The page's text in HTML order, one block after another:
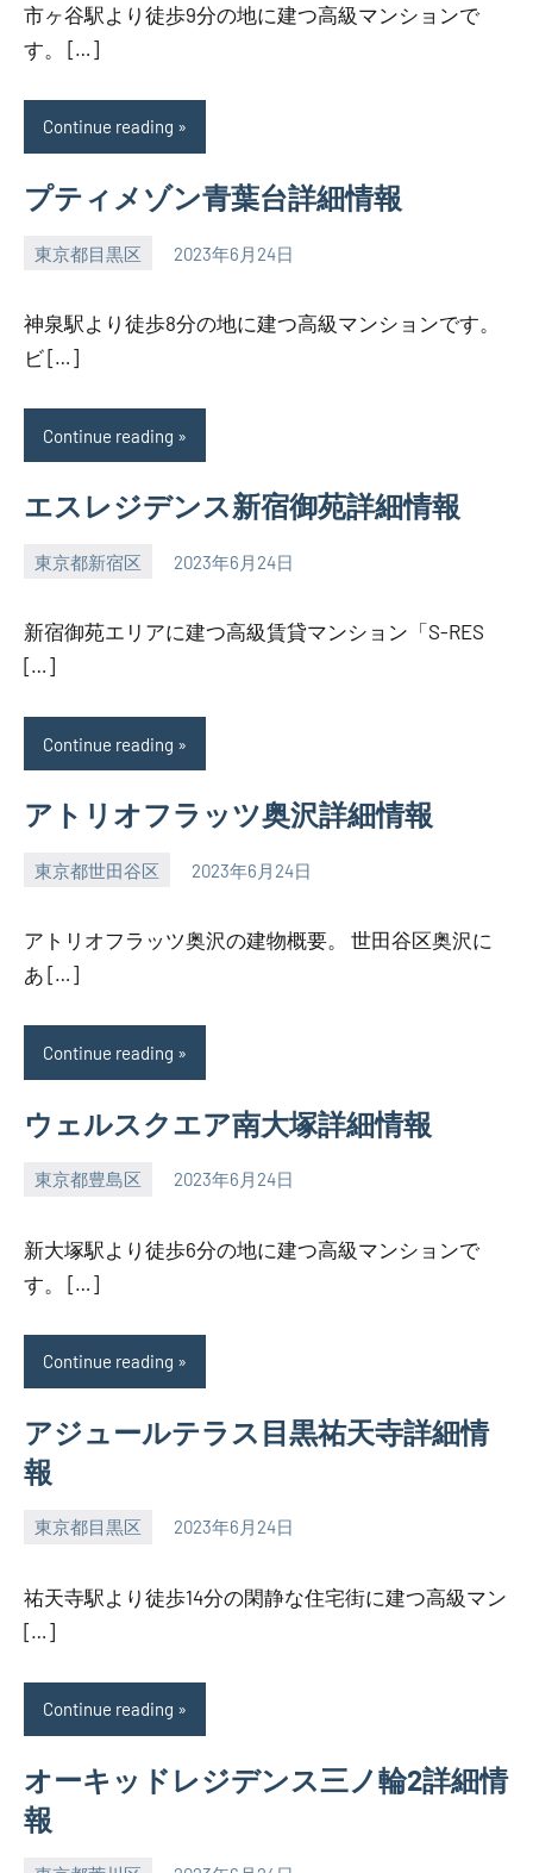
市ヶ谷駅より徒歩9分の地に建つ高級マンションで
す。 […]
Continue reading
プティメゾン青葉台詳細情報
東京都目黒区 2023年6月24日
SEZIMO
神泉駅より徒歩8分の地に建つ高級マンションです。
ビ […]
Continue reading
エスレジデンス新宿御苑詳細情報
東京都新宿区 2023年6月24日
SEZIMO
新宿御苑エリアに建つ高級賃貸マンション「S-RES
[…]
Continue reading
アトリオフラッツ奥沢詳細情報
東京都世田谷区 2023年6月24日
SEZIMO
アトリオフラッツ奥沢の建物概要。 世田谷区奥沢に
あ […]
Continue reading
ウェルスクエア南大塚詳細情報
東京都豊島区 2023年6月24日
SEZIMO
新大塚駅より徒歩6分の地に建つ高級マンションで
す。 […]
Continue reading
アジュールテラス目黒祐天寺詳細情
報
東京都目黒区 2023年6月24日
SEZIMO
祐天寺駅より徒歩14分の閑静な住宅街に建つ高級マン
[…]
Continue reading
オーキッドレジデンス三ノ輪2詳細情
報